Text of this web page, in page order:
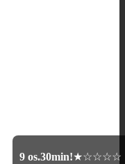
9 os.30min!★☆☆☆☆